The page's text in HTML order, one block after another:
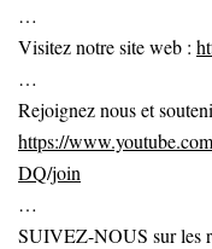
…
Visitez notre site web :
…
Rejoignez nous et
https://
DQ/join
…
SUIVEZ-NOUS sur les